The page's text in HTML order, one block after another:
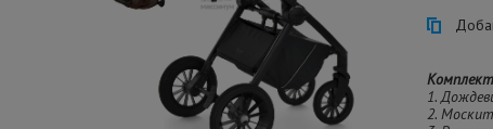
1.
2.